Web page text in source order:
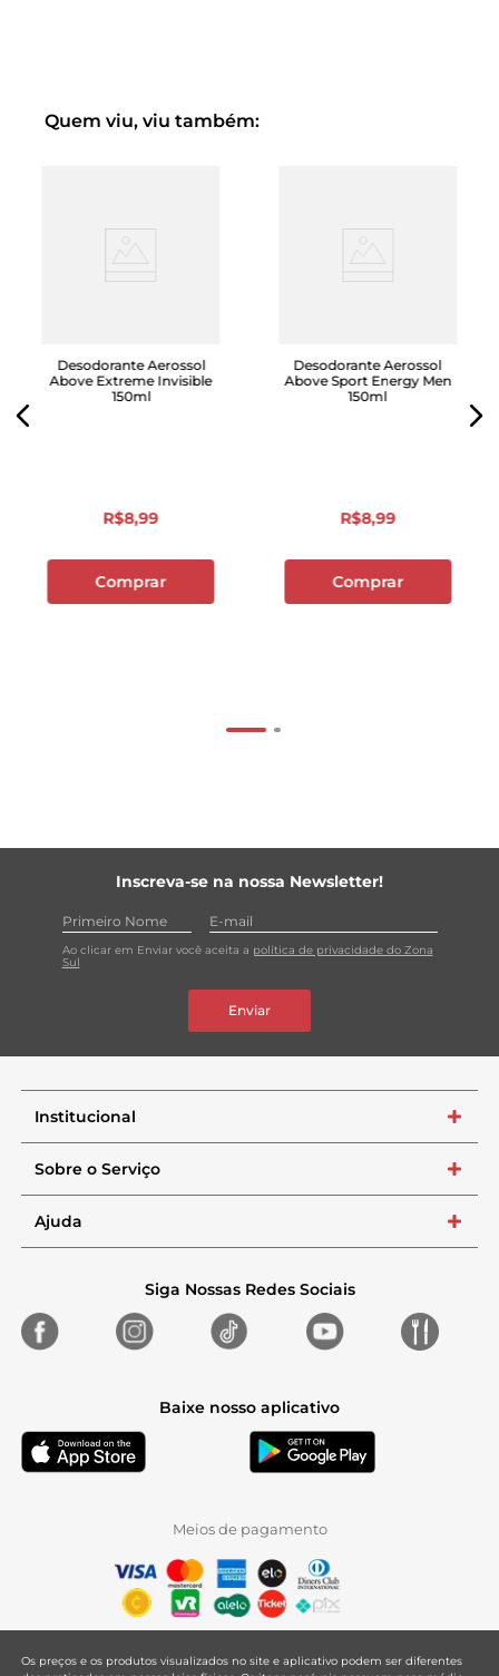
Quem viu, viu também:
Desodorante Aerossol
Above Extreme Invisible
150ml
R$8,99
Comprar
Desodorante Aerossol
Above Sport Energy Men
150ml
R$8,99
Comprar
Inscreva-se na nossa Newsletter!
Ao clicar em Enviar você aceita a política de privacidade do Zona
Sul
Enviar
Institucional +
Sobre o Serviço +
Ajuda +
Siga Nossas Redes Sociais
Baixe nosso aplicativo
Meios de pagamento
Os preços e os produtos visualizados no site e aplicativo podem ser diferentes